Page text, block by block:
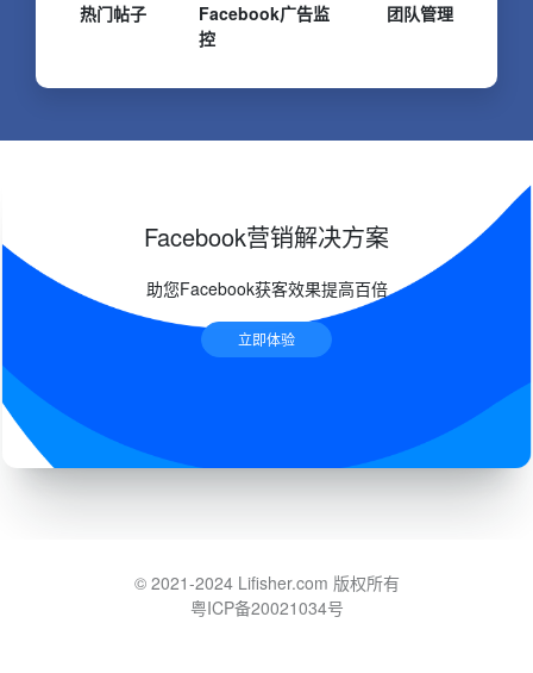
热门帖子
Facebook广告监
控
团队管理
Facebook营销解决方案
助您Facebook获客效果提高百倍
立即体验
© 2021-2024 Lifisher.com 版权所有
粤ICP备20021034号